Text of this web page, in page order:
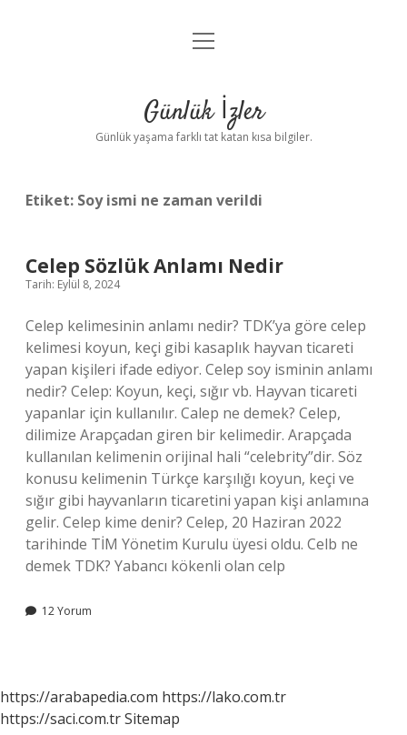
Anasayfa
Yasal Uyarı
menüyü
Günlük İzler
Günlük yaşama farklı tat katan kısa bilgiler.
Etiket: Soy ismi ne zaman verildi
Celep Sözlük Anlamı Nedir
Tarih: Eylül 8, 2024
Celep kelimesinin anlamı nedir? TDK’ya göre celep
kelimesi koyun, keçi gibi kasaplık hayvan ticareti
yapan kişileri ifade ediyor. Celep soy isminin anlamı
nedir? Celep: Koyun, keçi, sığır vb. Hayvan ticareti
yapanlar için kullanılır. Calep ne demek? Celep,
dilimize Arapçadan giren bir kelimedir. Arapçada
kullanılan kelimenin orijinal hali “celebrity”dir. Söz
konusu kelimenin Türkçe karşılığı koyun, keçi ve
sığır gibi hayvanların ticaretini yapan kişi anlamına
gelir. Celep kime denir? Celep, 20 Haziran 2022
tarihinde TİM Yönetim Kurulu üyesi oldu. Celb ne
demek TDK? Yabancı kökenli olan celp
12 Yorum
https://arabapedia.com https://lako.com.tr
https://saci.com.trSitemap